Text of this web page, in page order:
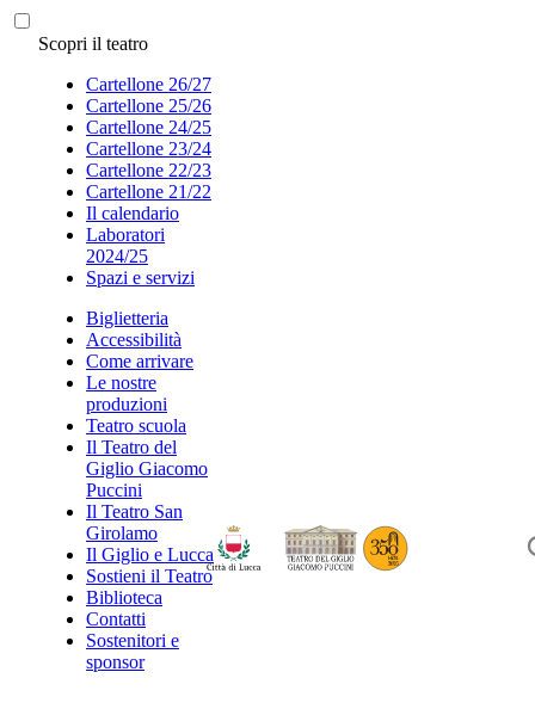
Scopri il teatro
Cartellone 26/27
Cartellone 25/26
Cartellone 24/25
Cartellone 23/24
Cartellone 22/23
Cartellone 21/22
Il calendario
Laboratori
2024/25
Spazi e servizi
Biglietteria
Accessibilità
Come arrivare
Le nostre
produzioni
Teatro scuola
Il Teatro del
Giglio Giacomo
Puccini
Il Teatro San
Girolamo
Il Giglio e Lucca
Sostieni il Teatro
Biblioteca
Contatti
Sostenitori e
sponsor